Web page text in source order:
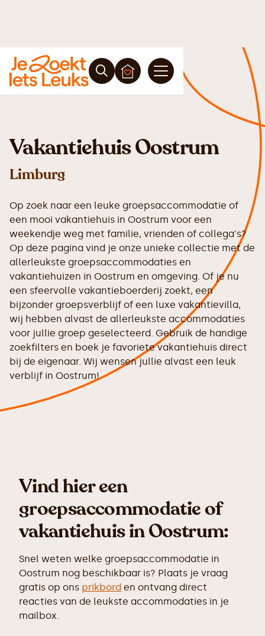
Vakantiehuis Oostrum
Limburg
Op zoek naar een leuke groepsaccommodatie of
een mooi vakantiehuis in Oostrum voor een
weekendje weg met familie, vrienden of collega's?
Op deze pagina vind je onze unieke collectie met de
allerleukste groepsaccommodaties en
vakantiehuizen in Oostrum en omgeving. Of je nu
een sfeervolle vakantieboerderij zoekt, een
bijzonder groepsverblijf of een luxe vakantievilla,
wij hebben alvast de allerleukste accommodaties
voor jullie groep geselecteerd. Gebruik de handige
zoekfilters en boek je favoriete vakantiehuis direct
bij de eigenaar. Wij wensen jullie alvast een leuk
verblijf in Oostrum!
Vind hier een
groepsaccommodatie of
vakantiehuis in Oostrum:
Snel weten welke groepsaccommodatie in
Oostrum nog beschikbaar is? Plaats je vraag
gratis op ons prikbord en ontvang direct
reacties van de leukste accommodaties in je
mailbox.